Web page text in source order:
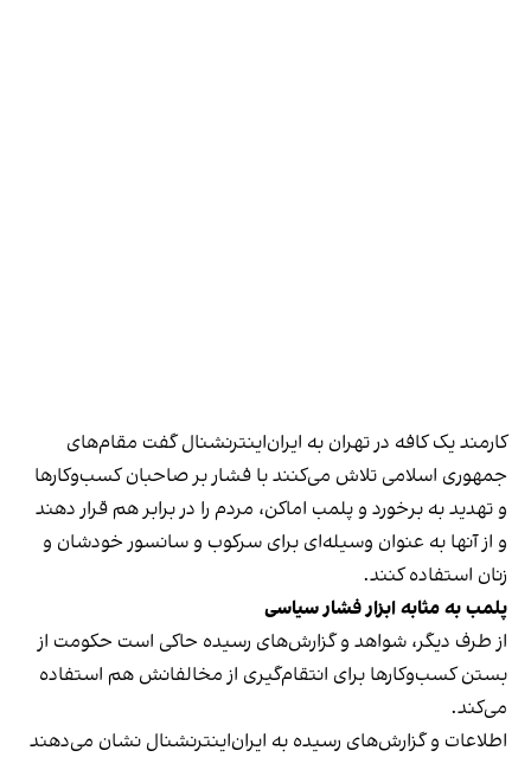
کارمند یک کافه در تهران به ایران‌اینترنشنال گفت مقام‌های
جمهوری اسلامی تلاش می‌کنند با فشار بر صاحبان کسب‌وکارها
و تهدید به برخورد و پلمب اماکن، مردم را در برابر هم قرار دهند
و از آنها به عنوان وسیله‌ای برای سرکوب و سانسور خودشان و
زنان استفاده کنند.
پلمب به مثابه ابزار فشار سیاسی
از طرف دیگر، شواهد و گزارش‌های رسیده حاکی است حکومت از
بستن کسب‌وکارها برای انتقام‌گیری از مخالفانش هم استفاده
می‌کند.
اطلاعات و گزارش‌های رسیده به ایران‌اینترنشنال نشان می‌دهند